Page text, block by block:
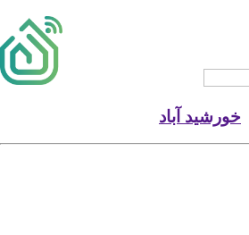
خورشید آباد